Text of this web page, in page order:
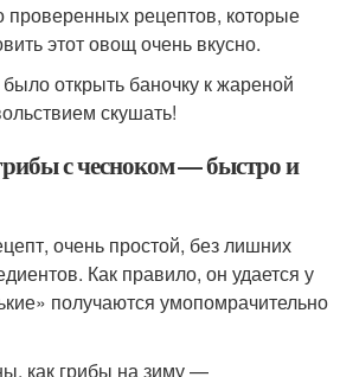
проверенных рецептов, которые
этот овощ очень вкусно.
открыть баночку к жареной
скушать!
с чесноком — быстро и
очень простой, без лишних
Как правило, он удается у
получаются умопомрачительно